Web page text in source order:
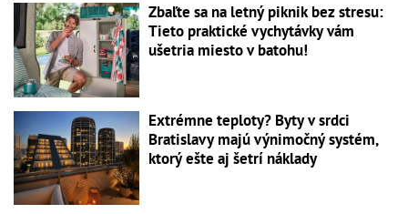
Zbaľte sa na letný piknik bez stresu:
Tieto praktické vychytávky vám
ušetria miesto v batohu!
Extrémne teploty? Byty v srdci
Bratislavy majú výnimočný systém,
ktorý ešte aj šetrí náklady